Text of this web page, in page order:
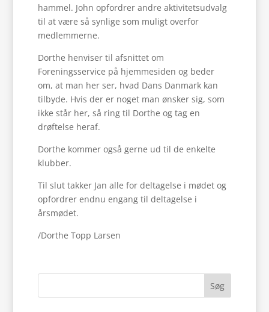
hammel. John opfordrer andre aktivitetsudvalg
til at være så synlige som muligt overfor
medlemmerne.
Dorthe henviser til afsnittet om
Foreningsservice på hjemmesiden og beder
om, at man her ser, hvad Dans Danmark kan
tilbyde. Hvis der er noget man ønsker sig, som
ikke står her, så ring til Dorthe og tag en
drøftelse heraf.
Dorthe kommer også gerne ud til de enkelte
klubber.
Til slut takker Jan alle for deltagelse i mødet og
opfordrer endnu engang til deltagelse i
årsmødet.
/Dorthe Topp Larsen
Søg